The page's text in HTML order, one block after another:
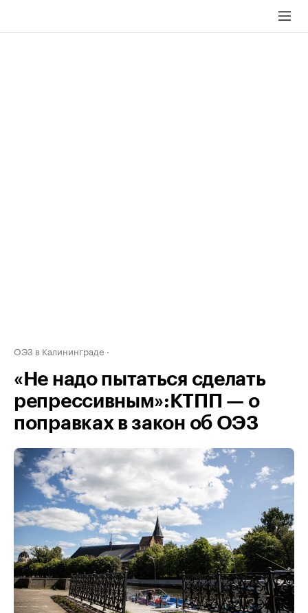
ОЭЗ в Калининграде
«Не надо пытаться сделать
репрессивным»:КТПП — о
поправках в закон об ОЭЗ